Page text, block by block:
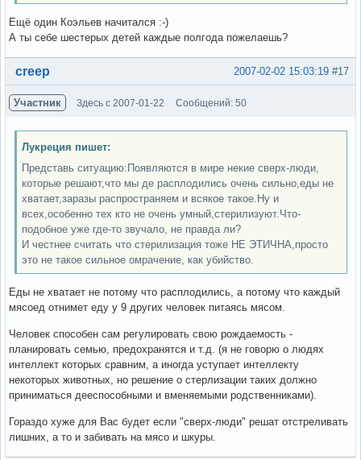
Ещё один Коэльев начитался :-)
А ты себе шестерых детей каждые полгода пожелаешь?
Вне форума #17
2007-02-02 15:03:19
creep
Участник Здесь с 2007-01-22 Сообщений: 50
Лукреция пишет:
Представь ситуацию:Появляются в мире некие сверх-люди,
которые решают,что мы де расплодились очень сильно,еды не
хватает,заразы распространяем и всякое такое.Ну и
всех,особенно тех кто не очень умный,стерилизуют.Что-
подобное уже где-то звучало, не правда ли?
И честнее считать что стерилизация тоже НЕ ЭТИЧНА,просто
это не такое сильное омрачение, как убийство.
Еды не хватает не потому что расплодились, а потому что каждый
мясоед отнимет еду у 9 других человек питаясь мясом.
Человек способен сам регулировать свою рождаемость -
планировать семью, предохранятся и т.д. (я не говорю о людях
интеллект которых сравним, а иногда уступает интеллекту
некоторых животных, но решение о стерлизации таких должно
приниматься дееспособными и вменяемыми родственниками).
Гораздо хуже для Вас будет если "сверх-люди" решат отстреливать
лишних, а то и забивать на мясо и шкуры.